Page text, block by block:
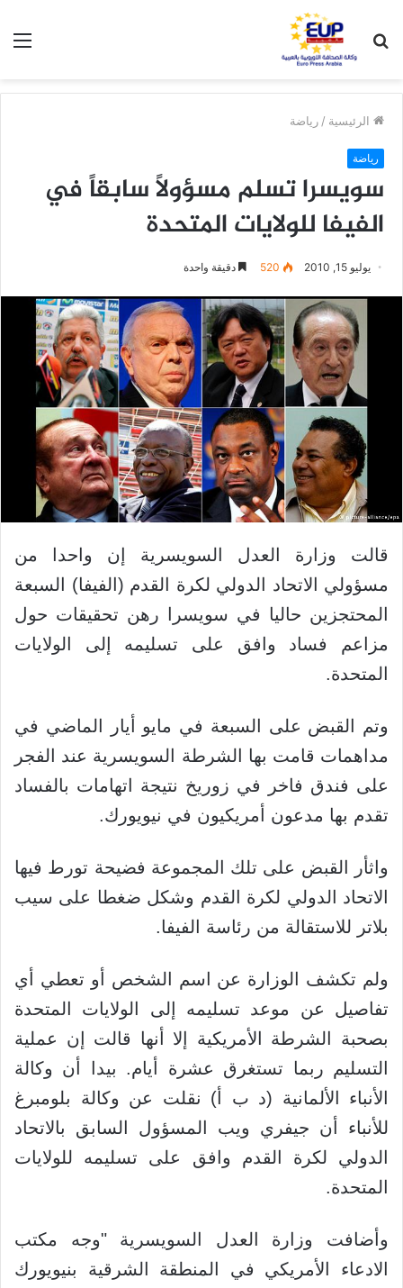
عن
الرئيسية / رياضة
رياضة
سويسرا تسلم مسؤولاً سابقاً في
الفيفا للولايات المتحدة
يوليو 15, 2010 520 دقيقة واحدة
قالت وزارة العدل السويسرية إن واحدا من
مسؤولي الاتحاد الدولي لكرة القدم (الفيفا) السبعة
المحتجزين حاليا في سويسرا رهن تحقيقات حول
مزاعم فساد وافق على تسليمه إلى الولايات
المتحدة.
وتم القبض على السبعة في مايو أيار الماضي في
مداهمات قامت بها الشرطة السويسرية عند الفجر
على فندق فاخر في زوريخ نتيجة اتهامات بالفساد
تقدم بها مدعون أمريكيون في نيويورك.
واثأر القبض على تلك المجموعة فضيحة تورط فيها
الاتحاد الدولي لكرة القدم وشكل ضغطا على سيب
بلاتر للاستقالة من رئاسة الفيفا.
ولم تكشف الوزارة عن اسم الشخص أو تعطي أي
تفاصيل عن موعد تسليمه إلى الولايات المتحدة
بصحبة الشرطة الأمريكية إلا أنها قالت إن عملية
التسليم ربما تستغرق عشرة أيام. بيدا أن وكالة
الأنباء الألمانية (د ب أ) نقلت عن وكالة بلومبرغ
للأنباء أن جيفري ويب المسؤول السابق بالاتحاد
الدولي لكرة القدم وافق على تسليمه للولايات
المتحدة.
وأضافت وزارة العدل السويسرية "وجه مكتب
الادعاء الأمريكي في المنطقة الشرقية بنيويورك